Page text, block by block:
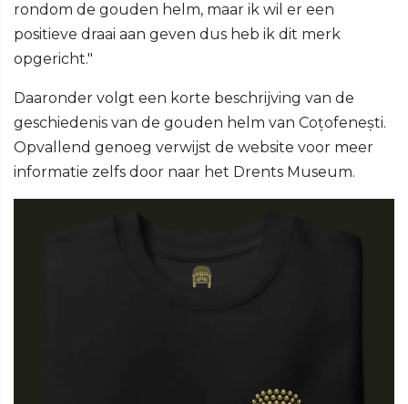
rondom de gouden helm, maar ik wil er een
positieve draai aan geven dus heb ik dit merk
opgericht."
Daaronder volgt een korte beschrijving van de
geschiedenis van de gouden helm van Coțofenești.
Opvallend genoeg verwijst de website voor meer
informatie zelfs door naar het Drents Museum.